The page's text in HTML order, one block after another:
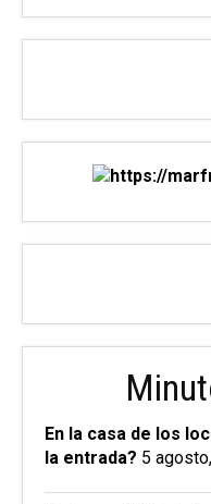
En la casa de los
la entrada? 5